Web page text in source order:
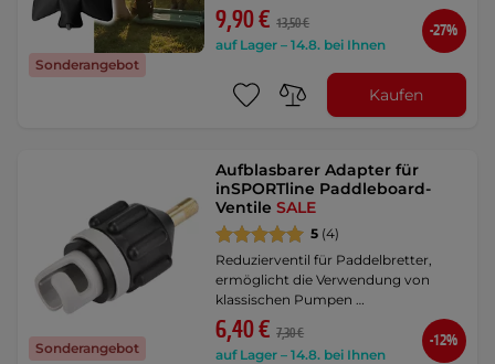
Sonderangebot
9,90 € 13,50 €
auf Lager – 14.8. bei Ihnen
-27%
Kaufen
Sonderangebot
Aufblasbarer Adapter für
inSPORTline Paddleboard-
VentileSALE
5 (4)
Reduzierventil für Paddelbretter,
ermöglicht die Verwendung von
klassischen Pumpen …
6,40 € 7,30 €
auf Lager – 14.8. bei Ihnen
-12%